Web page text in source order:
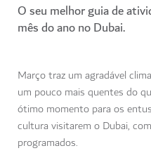
O seu melhor guia de
mês do ano no Dubai.
Março traz um agradável
um pouco mais quentes do
ótimo momento para os
cultura visitarem o Dubai,
programados.